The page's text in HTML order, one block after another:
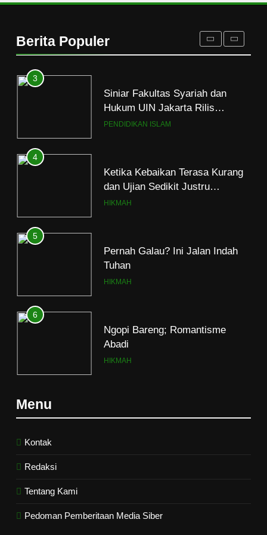
Berita Populer
ke Masyarakat Lewat Camping
Dakwah Ramadan
PENDIDIKAN ISLAM
3
Siniar Fakultas Syariah dan
Hukum UIN Jakarta Rilis
Program Fikih Genzi Selama
PENDIDIKAN ISLAM
4
Ketika Kebaikan Terasa Kurang
dan Ujian Sedikit Justru
Menjerumuskan
HIKMAH
5
Pernah Galau? Ini Jalan Indah
Tuhan
HIKMAH
6
Ngopi Bareng; Romantisme
Abadi
HIKMAH
Kopi Beneran Versus Kopi Darat
8
HIKMAH
Menu
Kontak
Redaksi
Tentang Kami
Pedoman Pemberitaan Media Siber